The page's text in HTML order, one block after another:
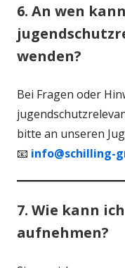
6. An wen
wenden?
Bei Fragen oder
bitte an unseren
📧 info@schilling-
7. Wie kann
aufnehmen?